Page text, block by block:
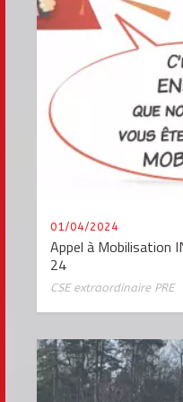
01/04/2024
Appel à Mobilisation
24
CSE extraordinaire PRE